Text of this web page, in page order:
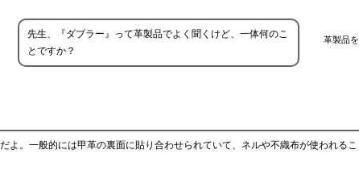
革製品
先生、『ダブラー』って革製品でよく聞くけど、一体何のこ
とですか？
よ。一般的には甲革の裏面に貼り合わせられていて、ネルや不織布が使われる